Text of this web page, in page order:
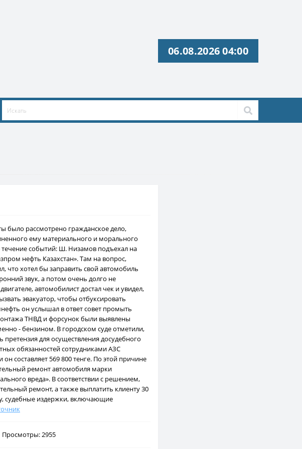
06.08.2026 04:00
было рассмотрено гражданское дело,
ему материального и морального
событий: Ш. Низамов подъехал на
нефть Казахстан». Там на вопрос,
что хотел бы заправить свой автомобиль
звук, а потом очень долго не
автомобилист достал чек и увидел,
эвакуатор, чтобы отбуксировать
он услышал в ответ совет промыть
ТНВД и форсунок были выявлены
- бензином. В городском суде отметили,
для осуществления досудебного
обязанностей сотрудниками АЗС
составляет 569 800 тенге. По этой причине
ремонт автомобиля марки
вреда». В соответствии с решением,
ремонт, а также выплатить клиенту 30
судебные издержки, включающие
Просмотры: 2955